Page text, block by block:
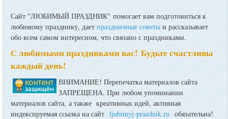
Сайт "ЛЮБИМЫЙ ПРАЗДНИК" помогает вам подготовиться к
любимому празднику, даетпраздничные советы и рассказывает
обо всем самом интересном, что связано с праздниками.
С любимыми праздниками вас! Будьте счастливы
каждый день!
ВНИМАНИЕ! Перепечатка материалов сайта
ЗАПРЕЩЕНА. При любом упоминании
материалов сайта, а также креативных идей, активная
индексируемая ссылка на сайт ljubimyj-prazdnik.ru обязательна!